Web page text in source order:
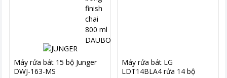
Hình ảnh chỉ mang tính chất minh hoạ.
Công nghệ giặt – sấy tiên tiến
Máy rửa bát HafeleHDW-F602TS được trang bị đến 8 chương
trình rửa, bao gồm rửa tự động, rửa mạnh, rửa thông thường,
Máy rửa bát 15 bộ Junger
DWJ-163-MS
Máy rửa bát LG
LDT14BLA4 rửa 14 bộ